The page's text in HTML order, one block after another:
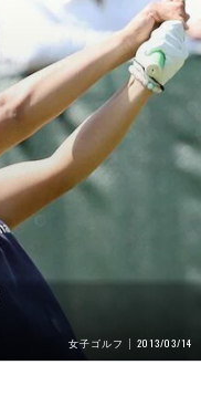
女子ゴルフ 2013/03/14